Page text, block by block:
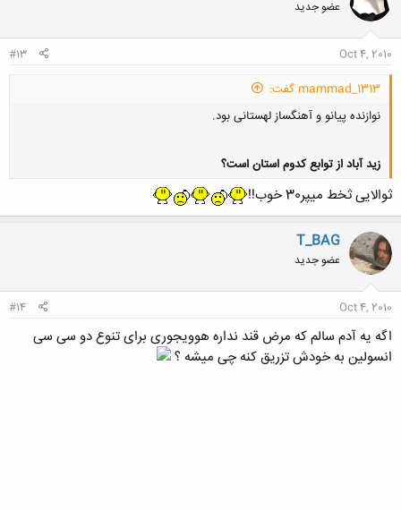
عضو جدید
Oct 4, 2010
#13
mammad_1313 گفت:
نوازنده پیانو و آهنگساز لهستانی بود.
زید آباد از توابع کدوم استان است؟
ثوالایی ثخط میپر30 خوب!!
T_BAG
عضو جدید
Oct 4, 2010
#14
اگه یه آدم سالم که مرض قند نداره هوویجوری برای تنوع دو سی سی
انسولین به خودش تزریق کنه چی میشه ؟